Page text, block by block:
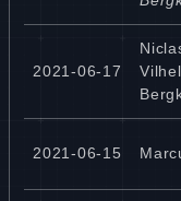
2021-06-17
2021-06-15